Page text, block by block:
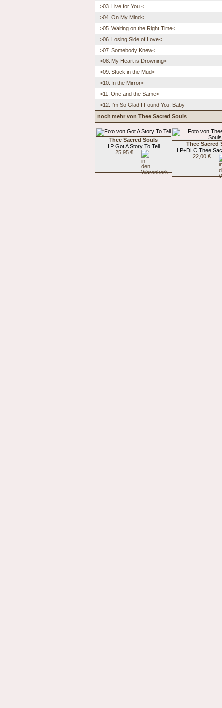
>03. Live for You <
>04. On My Mind<
>05. Waiting on the Right Time<
>06. Losing Side of Love<
>07. Somebody Knew<
>08. My Heart is Drowning<
>09. Stuck in the Mud<
>10. In the Mirror<
>11. One and the Same<
>12. I’m So Glad I Found You, Baby
noch mehr von Thee Sacred Souls
Thee Sacred Souls
LP Got A Story To Tell
25,95 €
Thee Sacred
LP+DLC Thee
22,00 €